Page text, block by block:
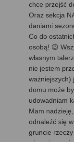
chce przejść
Oraz sekcja
daniami
Co do
osobą! 😉
własnym
nie jestem
ważniejszych)
domu może
udowadniam
Mam
odnaleźć się
gruncie